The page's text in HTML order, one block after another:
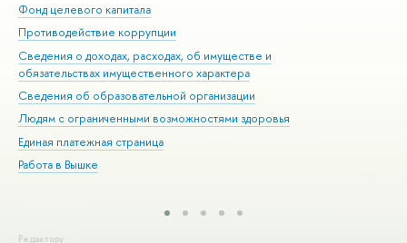
Фонд целевого капитала
Противодействие коррупции
Сведения о доходах, расходах, об имуществе и
обязательствах имущественного характера
Сведения об образовательной организации
Людям с ограниченными возможностями здоровья
Единая платежная страница
Работа в Вышке
Редактору